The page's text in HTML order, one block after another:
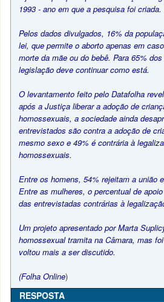
1993 - ano em que a pesquisa foi criada.
Pelos dados divulgados, 16% da
lei, que permite o aborto apenas em
morte da mãe ou do bebê. Para 65%
legislação deve continuar como está.
O levantamento feito pelo Datafolha
após a Justiça liberar a adoção de
homossexuais, a sociedade ainda
entrevistados são contra a adoção de
mesmo sexo e 49% é contrária à
homossexuais.
Entre os homens, 54% rejeitam a união
Entre as mulheres, o percentual de
das entrevistadas contrárias à
Um projeto apresentado por Marta
homossexual tramita na Câmara, mas
voltou mais a ser discutido.
(Folha Online)
RESPOSTA